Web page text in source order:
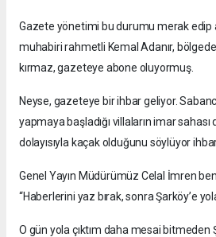
Gazete yönetimi bu durumu merak edip
muhabiri rahmetli Kemal Adanır,
kırmaz, gazeteye abone oluyormuş.
Neyse, gazeteye bir ihbar geliyor.
yapmaya başladığı villaların imar sahası
dolayısıyla kaçak olduğunu söylüyor
Genel Yayın Müdürümüz Celal İmren beni
“Haberlerini yaz bırak, sonra Şarköy’e
O gün yola çıktım daha mesai bitmeden